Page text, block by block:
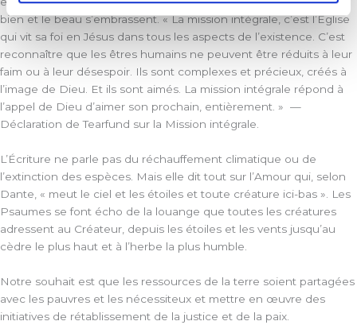
bien et le beau s’embrassent. « La mission intégrale, c’est l’Église
qui vit sa foi en Jésus dans tous les aspects de l’existence. C’est
reconnaître que les êtres humains ne peuvent être réduits à leur
faim ou à leur désespoir. Ils sont complexes et précieux, créés à
l’image de Dieu. Et ils sont aimés. La mission intégrale répond à
l’appel de Dieu d’aimer son prochain, entièrement. » —
Déclaration de Tearfund sur la Mission intégrale.
L’Écriture ne parle pas du réchauffement climatique ou de
l’extinction des espèces. Mais elle dit tout sur l’Amour qui, selon
Dante, « meut le ciel et les étoiles et toute créature ici-bas ». Les
Psaumes se font écho de la louange que toutes les créatures
adressent au Créateur, depuis les étoiles et les vents jusqu’au
cèdre le plus haut et à l’herbe la plus humble.
Notre souhait est que les ressources de la terre soient partagées
avec les pauvres et les nécessiteux et mettre en œuvre des
initiatives de rétablissement de la justice et de la paix.